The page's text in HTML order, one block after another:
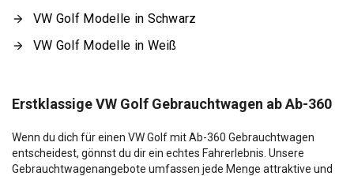
VW Golf Modelle in Schwarz
VW Golf Modelle in Weiß
Erstklassige VW Golf Gebrauchtwagen ab Ab-360
Wenn du dich für einen VW Golf mit Ab-360 Gebrauchtwagen
entscheidest, gönnst du dir ein echtes Fahrerlebnis. Unsere
Gebrauchtwagenangebote umfassen jede Menge attraktive und